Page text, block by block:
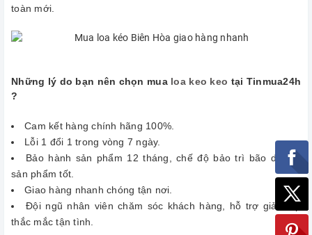
toàn mới.
Những lý do bạn nên chọn mua loa keo keo tại Tinmua24h
?
Cam kết hàng chính hãng 100%.
Lỗi 1 đổi 1 trong vòng 7 ngày.
Bảo hành sản phẩm 12 tháng, chế độ bảo trì bão dưỡng
sản phẩm tốt.
Giao hàng nhanh chóng tận nơi.
Đội ngũ nhân viên chăm sóc khách hàng, hỗ trợ giải đáp
thắc mắc tận tình.